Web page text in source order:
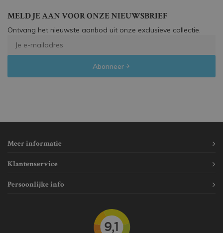
MELD JE AAN VOOR ONZE NIEUWSBRIEF
Ontvang het nieuwste aanbod uit onze exclusieve collectie.
Abonneer
Meer informatie
Klantenservice
Persoonlijke info